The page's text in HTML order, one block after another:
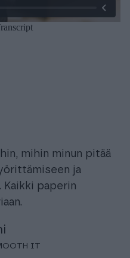
mihin minun pitää
ja
Kaikki paperin
IT